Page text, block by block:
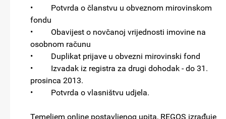
• Potvrda o članstvu u obveznom mirovinskom
fondu
• Obavijest o novčanoj vrijednosti imovine na
osobnom računu
• Duplikat prijave u obvezni mirovinski fond
• Izvadak iz registra za drugi dohodak - do 31.
prosinca 2013.
• Potvrda o vlasništvu udjela.
Temeljem online postavljenog upita, REGOS izrađuje